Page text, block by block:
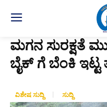
ಮಗನ ಸುರಕ್ಷತೆ
ಬೈಕ್ ಗೆ ಬೆಂಕಿ
ವಿಶೇಷ ಸುದ್ದಿ ಸುದ್ದಿ